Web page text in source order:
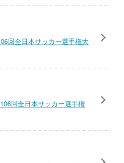
回全日本サッカー選手権大
回全日本サッカー選手権